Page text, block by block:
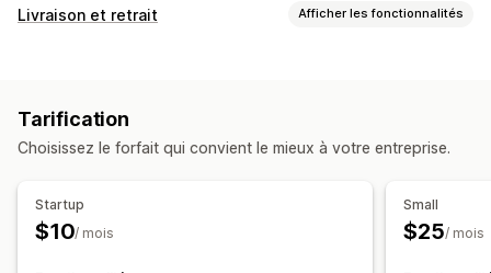
Personnalisation
Livraison et retrait Afficher les fonctionnalités
À l’extérieur ou en drive
Suivi en temps réel
Notifications par e-mail
Tarification
Choisissez le forfait qui convient le mieux à votre entreprise.
Startup
$10/ mois
Small
$25/ mois